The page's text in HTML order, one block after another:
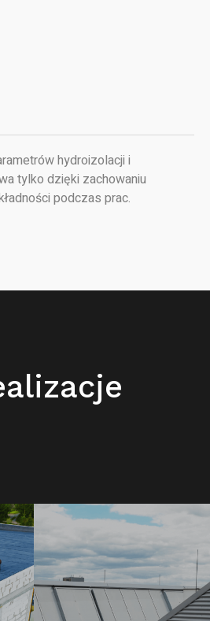
hydroizolacji i
tylko dzięki zachowaniu
podczas prac.